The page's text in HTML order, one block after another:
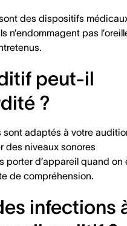
des dispositifs
n’endommagent pas
peut-il
?
adaptés à votre
des niveaux sonores
porter d’appareil quand on
de compréhension.
infections